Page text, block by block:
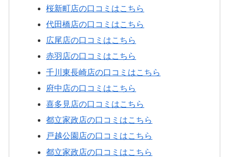
桜新町店の口コミはこちら
代田橋店の口コミはこちら
広尾店の口コミはこちら
赤羽店の口コミはこちら
千川東長崎店の口コミはこちら
府中店の口コミはこちら
喜多見店の口コミはこちら
都立家政店の口コミはこちら
戸越公園店の口コミはこちら
都立家政店の口コミはこちら